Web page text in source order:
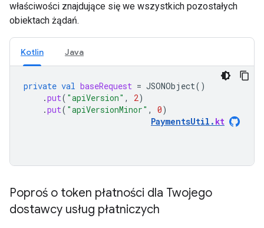
właściwości znajdujące się we wszystkich pozostałych
obiektach żądań.
Kotlin Java
private val baseRequest = JSONObject()
.put( "apiVersion" , 2)
.put( "apiVersionMinor" , 0)
PaymentsUtil . kt
Poproś o token płatności dla Twojego
dostawcy usług płatniczych